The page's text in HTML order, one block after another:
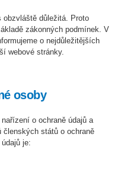
obzvláště důležitá. Proto
zákonných podmínek. V
o nejdůležitějších
webové stránky.
osoby
o ochraně údajů a
států o ochraně
je: